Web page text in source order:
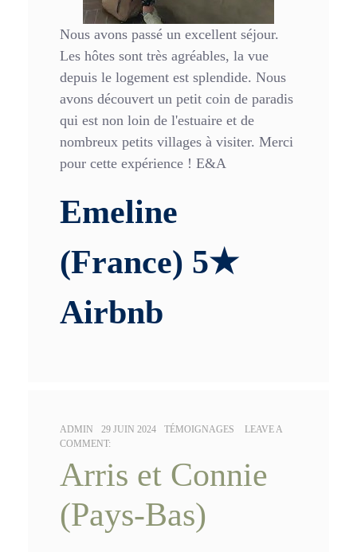
Nous avons passé un excellent séjour.
Les hôtes sont très agréables, la vue
depuis le logement est splendide. Nous
avons découvert un petit coin de paradis
qui est non loin de l'estuaire et de
nombreux petits villages à visiter. Merci
pour cette expérience ! E&A
Emeline
(France) 5★
Airbnb
AUTHOR:
ADMIN
POSTED
ON:
29 JUIN 2024 CATEGORIES:
TÉMOIGNAGES
LEAVE A
COMMENT:
Arris et Connie
(Pays-Bas)